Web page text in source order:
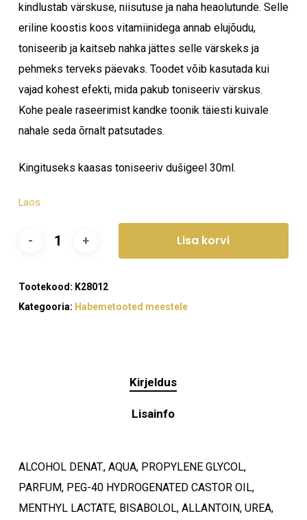
Mine poodi
kindlustab värskuse, niisutuse ja naha heaolutunde. Selle
eriline koostis koos vitamiinidega annab elujõudu,
toniseerib ja kaitseb nahka jättes selle värskeks ja
pehmeks terveks päevaks. Toodet võib kasutada kui
vajad kohest efekti, mida pakub toniseeriv värskus.
Kohe peale raseerimist kandke toonik täiesti kuivale
nahale seda õrnalt patsutades.
Kingituseks kaasas toniseeriv dušigeel 30ml.
Laos
Lisa korvi
Tootekood: K28012
Kategooria: Habemetooted meestele
Kirjeldus
Lisainfo
ALCOHOL DENAT., AQUA, PROPYLENE GLYCOL,
PARFUM, PEG-40 HYDROGENATED CASTOR OIL,
MENTHYL LACTATE, BISABOLOL, ALLANTOIN, UREA,